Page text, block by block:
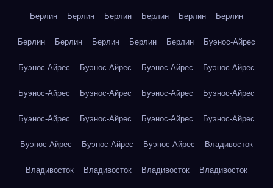
Берлин Берлин Берлин Берлин Берлин Берлин
Берлин Берлин Берлин Берлин Берлин Буэнос-Айрес
Буэнос-Айрес Буэнос-Айрес Буэнос-Айрес Буэнос-Айрес
Буэнос-Айрес Буэнос-Айрес Буэнос-Айрес Буэнос-Айрес
Буэнос-Айрес Буэнос-Айрес Буэнос-Айрес Буэнос-Айрес
Буэнос-Айрес Буэнос-Айрес Буэнос-Айрес Владивосток
Владивосток Владивосток Владивосток Владивосток